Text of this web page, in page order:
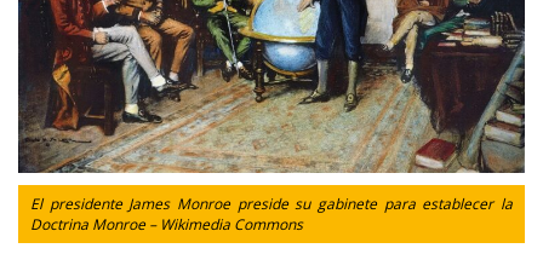
El presidente James Monroe preside su gabinete para establecer la
Doctrina Monroe – Wikimedia Commons